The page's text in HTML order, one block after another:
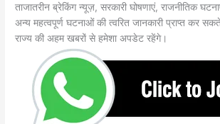
ताजातरीन ब्रेकिंग न्यूज़, सरकारी घोषणाएं, राजनीतिक
अन्य महत्वपूर्ण घटनाओं की त्वरित जानकारी प्राप्त कर
राज्य की अहम खबरों से हमेशा अपडेट रहेंगे।